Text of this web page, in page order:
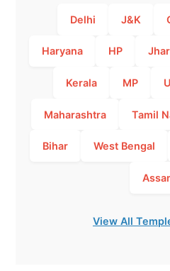
Delhi J&K
Haryana HP
Kerala MP
Maharashtra Tamil
Bihar West Bengal
View All